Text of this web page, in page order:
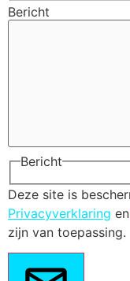
Bericht
Bericht
Deze site is
Privacyverklaring en
zijn van toepassing.